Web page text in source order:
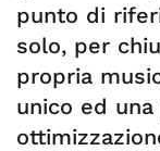
punto di
solo, per
propria
unico ed